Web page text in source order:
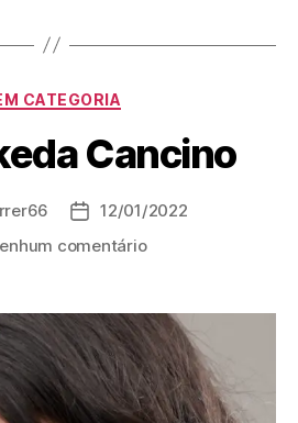
CATEGORIA
Cancino
12/01/2022
comentário